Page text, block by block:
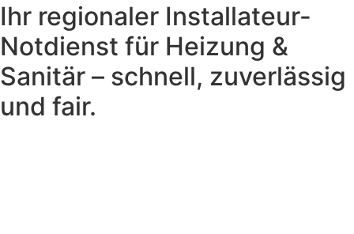
Ihr regionaler Installateur-
Notdienst für Heizung &
Sanitär – schnell, zuverlässig
und fair.